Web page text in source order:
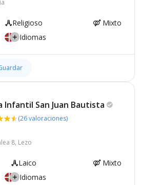
Religioso
Mixto
Idiomas
Infantil San Juan Bautista
(26 valoraciones)
8, Lezo
Laico
Mixto
Idiomas